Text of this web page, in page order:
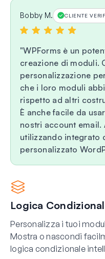
Bobby M. CLIENTE
WPForms è un
creazione di moduli.
personalizzazione
che i loro moduli
rispetto ad altri
È anche facile da
nostri account email.
utilizzando integrato
personalizzato
Logica
Personalizza i tuoi
Mostra o nascondi
logica condizionale